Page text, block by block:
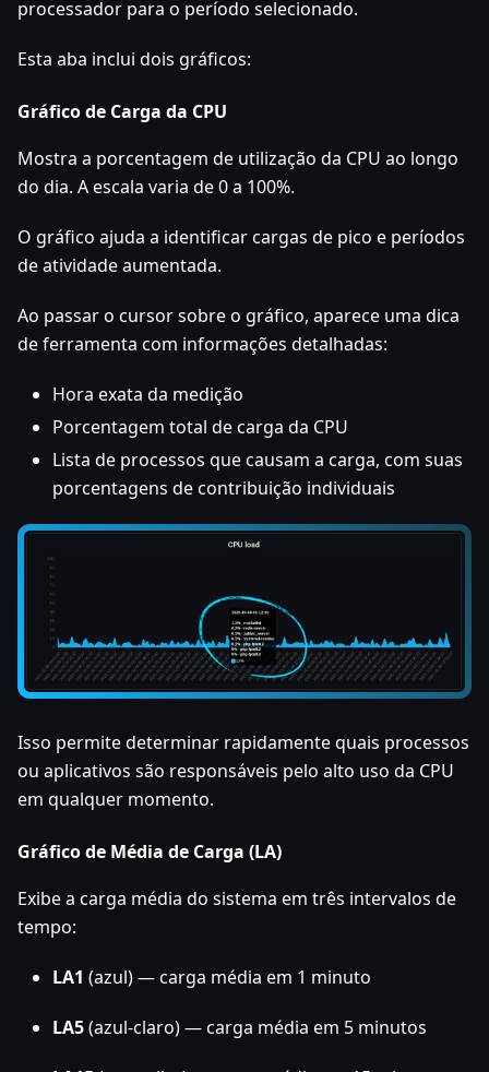
processador para o período selecionado.
Esta aba inclui dois gráficos:
Gráfico de Carga da CPU
Mostra a porcentagem de utilização da CPU ao longo
do dia. A escala varia de 0 a 100%.
O gráfico ajuda a identificar cargas de pico e períodos
de atividade aumentada.
Ao passar o cursor sobre o gráfico, aparece uma dica
de ferramenta com informações detalhadas:
Hora exata da medição
Porcentagem total de carga da CPU
Lista de processos que causam a carga, com suas
porcentagens de contribuição individuais
Isso permite determinar rapidamente quais processos
ou aplicativos são responsáveis pelo alto uso da CPU
em qualquer momento.
Gráfico de Média de Carga (LA)
Exibe a carga média do sistema em três intervalos de
tempo:
LA1 (azul) — carga média em 1 minuto
LA5(azul-claro) — carga média em 5 minutos